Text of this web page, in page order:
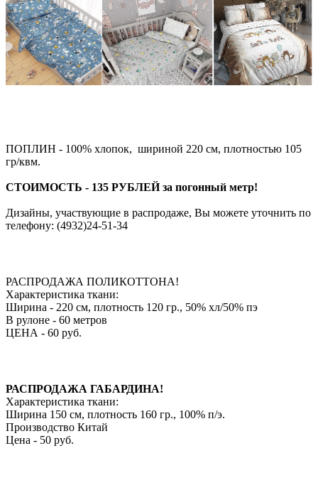
ПОПЛИН - 100% хлопок, шириной 220 см, плотностью 105
гр/квм.
СТОИМОСТЬ - 135 РУБЛЕЙ за погонный метр!
Дизайны, участвующие в распродаже, Вы можете уточнить по
телефону: (4932)24-51-34
РАСПРОДАЖА ПОЛИКОТТОНА!
Характеристика ткани:
Ширина - 220 см, плотность 120 гр., 50% хл/50% пэ
В рулоне - 60 метров
ЦЕНА - 60 руб.
РАСПРОДАЖА ГАБАРДИНА!
Характеристика ткани:
Ширина 150 см, плотность 160 гр., 100% п/э.
Производство Китай
Цена - 50 руб.